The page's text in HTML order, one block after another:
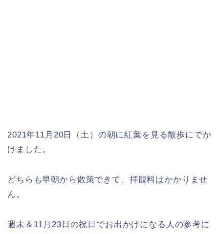
2021年11月20日（土）の朝に紅葉を見る散歩にでか
けました。
どちらも早朝から散策できて、拝観料はかかりませ
ん。
週末＆11月23日の祝日でお出かけになる人の参考に